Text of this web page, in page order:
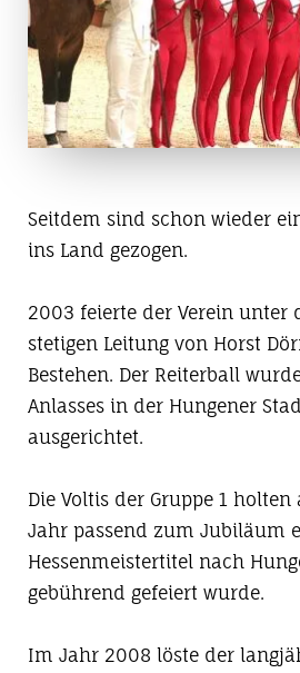
Seitdem sind schon wieder
ins Land gezogen.
2003 feierte der Verein unter
stetigen Leitung von Horst
Bestehen. Der Reiterball
Anlasses in der Hungener
ausgerichtet.
Die Voltis der Gruppe 1
Jahr passend zum Jubiläum
Hessenmeistertitel nach
gebührend gefeiert wurde.
Im Jahr 2008 löste der